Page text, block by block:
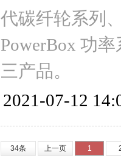
代碳纤轮系列
PowerBox 功
三产品。
2021-07-12
34条 上一页 1